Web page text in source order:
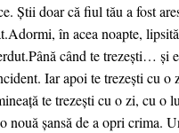
Știi doar că fiul tău a fost
în acea noapte,
când te trezești… și
Iar apoi te trezești cu o
te trezești cu o zi, cu o
nouă șansă de a opri crima.